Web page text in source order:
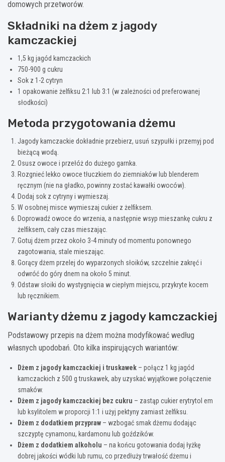
domowych przetworów.
Składniki na dżem z jagody
kamczackiej
1,5 kg jagód kamczackich
750-900 g cukru
Sok z 1-2 cytryn
1 opakowanie żelfiksu 2:1 lub 3:1 (w zależności od preferowanej
słodkości)
Metoda przygotowania dżemu
Jagody kamczackie dokładnie przebierz, usuń szypułki i przemyj pod
bieżącą wodą.
Osusz owoce i przełóż do dużego garnka.
Rozgnieć lekko owoce tłuczkiem do ziemniaków lub blenderem
ręcznym (nie na gładko, powinny zostać kawałki owoców).
Dodaj sok z cytryny i wymieszaj.
W osobnej misce wymieszaj cukier z żelfiksem.
Doprowadź owoce do wrzenia, a następnie wsyp mieszankę cukru z
żelfiksem, cały czas mieszając.
Gotuj dżem przez około 3-4 minuty od momentu ponownego
zagotowania, stale mieszając.
Gorący dżem przelej do wyparzonych słoików, szczelnie zakręć i
odwróć do góry dnem na około 5 minut.
Odstaw słoiki do wystygnięcia w ciepłym miejscu, przykryte kocem
lub ręcznikiem.
Warianty dżemu z jagody kamczackiej
Podstawowy przepis na dżem można modyfikować według
własnych upodobań. Oto kilka inspirujących wariantów:
Dżem z jagody kamczackiej i truskawek – połącz 1 kg jagód
kamczackich z 500 g truskawek, aby uzyskać wyjątkowe połączenie
smaków.
Dżem z jagody kamczackiej bez cukru – zastąp cukier erytrytol em
lub ksylitolem w proporcji 1:1 i użyj pektyny zamiast żelfiksu.
Dżem z dodatkiem przypraw – wzbogać smak dżemu dodając
szczyptę cynamonu, kardamonu lub goździków.
Dżem z dodatkiem alkoholu – na końcu gotowania dodaj łyżkę
dobrej jakości wódki lub rumu, co przedłuży trwałość dżemu i